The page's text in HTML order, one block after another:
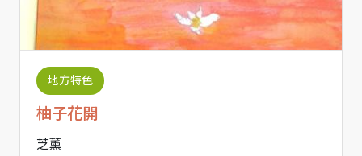
地方特色
柚子花開
芝薰